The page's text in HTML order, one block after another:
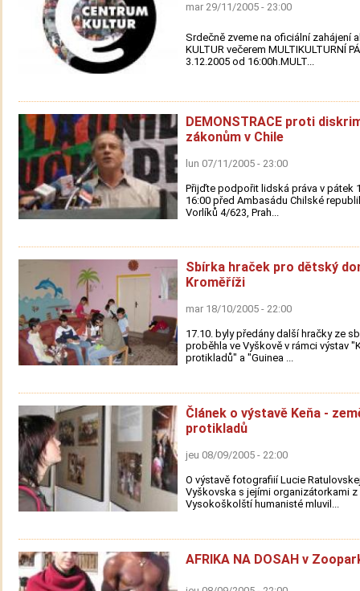
mar 29/11/2005 - 23:00
Srdečně zveme na oficiální zahájení
KULTUR večerem MULTIKULTURNÍ
3.12.2005 od 16:00h.MULT...
DEMONSTRACE proti
zákonům v Chile
lun 07/11/2005 - 23:00
Přijďte podpořit lidská práva v pátek
16:00 před Ambasádu Chilské
Vorlíků 4/623, Prah...
Sbírka hraček pro dětský
Kroměříži
mar 18/10/2005 - 22:00
17.10. byly předány další hračky ze
proběhla ve Vyškově v rámci výstav
protikladů" a "Guinea ...
Článek o výstavě Keňa -
protikladů
jeu 08/09/2005 - 22:00
O výstavě fotografiií Lucie
Vyškovska s jejími organizátorkami z
Vysokoškolští humanisté mluvil...
AFRIKA NA DOSAH v